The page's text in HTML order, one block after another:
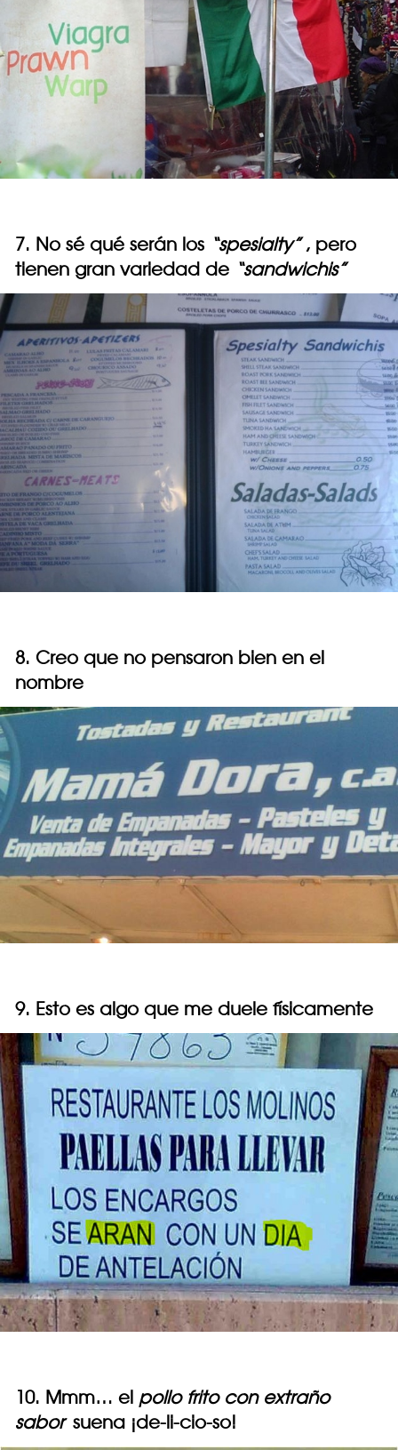
7. No sé qué serán los “spesialty” , pero
tienen gran variedad de “sandwichis”
8. Creo que no pensaron bien en el
nombre
9. Esto es algo que me duele físicamente
10. Mmm… el pollo frito con extraño
saborsuena ¡de-li-cio-so!